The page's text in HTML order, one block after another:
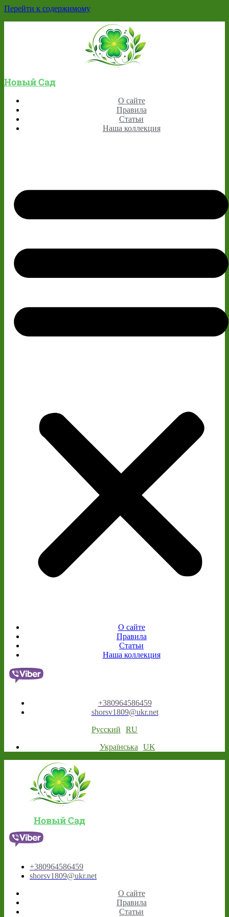
Перейти к содержимому
Новый Сад
О сайте
Правила
Статьи
Наша коллекция
О сайте
Правила
Статьи
Наша коллекция
+380964586459
shorsv1809@ukr.net
Русский
RU
Українська
UK
Новый Сад
+380964586459
shorsv1809@ukr.net
О сайте
Правила
Статьи